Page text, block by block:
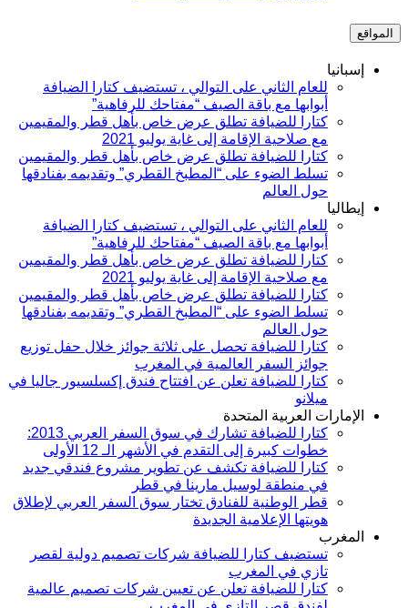
المواقع
إسبانيا
للعام الثاني على التوالي ، تستضيف كتارا الضيافة
أبوابها مع باقة الصيف “مفتاحك للرفاهية”
كتارا للضيافة تطلق عرض خاص بأهل قطر والمقيمين
مع صلاحية الإقامة إلى غاية يوليو 2021
كتارا للضيافة تطلق عرض خاص بأهل قطر والمقيمين
تسلط الضوء على “المطبخ القطري” وتقديمه بفنادقها
حول العالم
إيطاليا
للعام الثاني على التوالي ، تستضيف كتارا الضيافة
أبوابها مع باقة الصيف “مفتاحك للرفاهية”
كتارا للضيافة تطلق عرض خاص بأهل قطر والمقيمين
مع صلاحية الإقامة إلى غاية يوليو 2021
كتارا للضيافة تطلق عرض خاص بأهل قطر والمقيمين
تسلط الضوء على “المطبخ القطري” وتقديمه بفنادقها
حول العالم
كتارا للضيافة تحصل على ثلاثة جوائز خلال حفل توزيع
جوائز السفر العالمية في المغرب
كتارا للضيافة تعلن عن افتتاح فندق إكسلسيور جاليا في
ميلانو
الإمارات العربية المتحدة
كتارا للضيافة تشارك في سوق السفر العربي 2013:
خطوات كبيرة إلى التقدم في الأشهر الـ 12 الأولى
كتارا للضيافة تكشف عن تطوير مشروع فندقي جديد
في منطقة لوسيل مارينا في قطر
قطر الوطنية للفنادق تختار سوق السفر العربي لإطلاق
هويتها الإعلامية الجديدة
المغرب
تستضيف كتارا للضيافة شركات تصميم دولية لقصر
تازي في المغرب
كتارا للضيافة تعلن عن تعيين شركات تصميم عالمية